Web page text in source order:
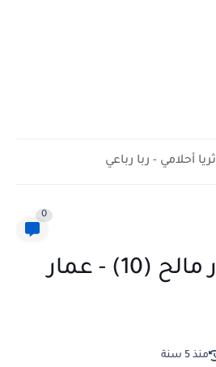
ثريا أحلامي - ربا رباعي
0
كتابة على جدار مالح (10) - عمار
منذ 5 سنة